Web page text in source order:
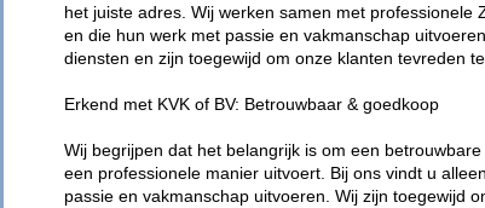
het juiste adres. Wij werken samen met
en die hun werk met passie en vakmanschap
diensten en zijn toegewijd om onze klanten tevreden
Erkend met KVK of BV: Betrouwbaar & goedkoop
Wij begrijpen dat het belangrijk is om een
een professionele manier uitvoert. Bij ons vindt u
passie en vakmanschap uitvoeren. Wij zijn toegewijd